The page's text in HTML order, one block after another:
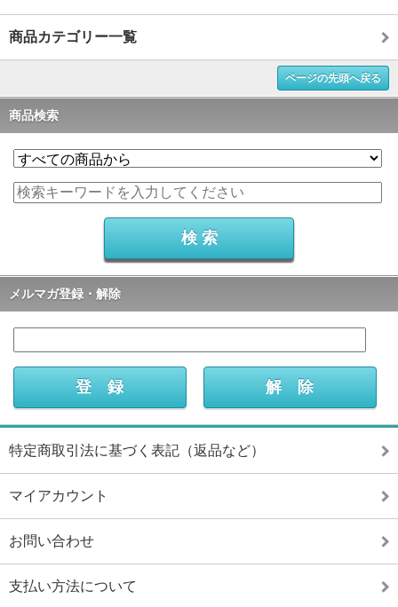
商品カテゴリー一覧
ページの先頭へ戻る
商品検索
メルマガ登録・解除
特定商取引法に基づく表記（返品など）
マイアカウント
お問い合わせ
支払い方法について